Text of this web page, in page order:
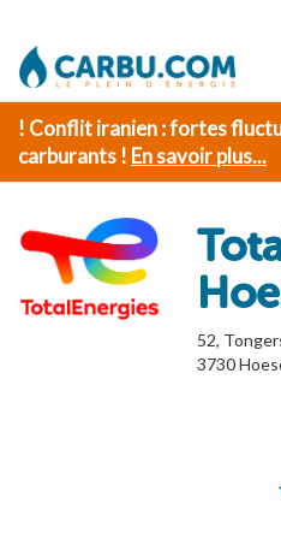
! Conflit iranien : fortes
carburants ! En savoir plus...
52,
3730